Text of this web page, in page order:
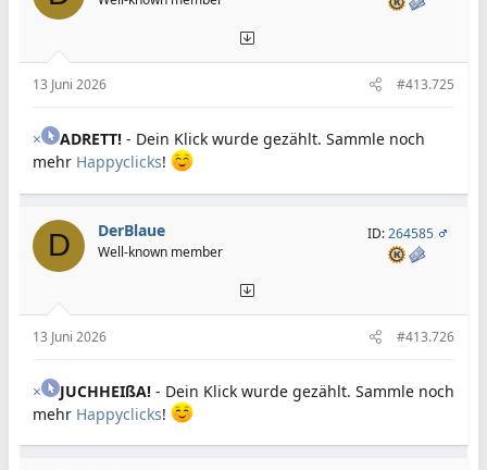
13 Juni 2026 #413.725
× ADRETT! - Dein Klick wurde gezählt. Sammle noch
mehr Happyclicks!
D DerBlaue
Well-known member
ID:264585
13 Juni 2026 #413.726
× JUCHHEIßA! - Dein Klick wurde gezählt. Sammle noch
mehr Happyclicks!